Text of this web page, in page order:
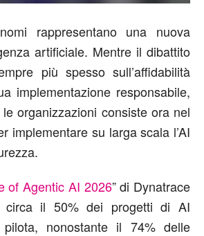
rappresentano una nuova
artificiale. Mentre il dibattito
più spesso sull’affidabilità
implementazione responsabile,
organizzazioni consiste ora nel
implementare su larga scala l’AI
of Agentic AI 2026” di Dynatrace
circa il 50% dei progetti di AI
nonostante il 74% delle